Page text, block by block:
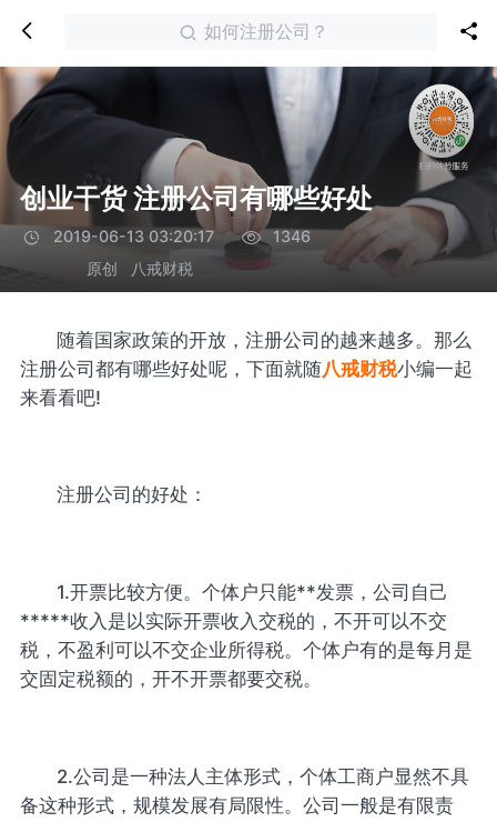
如何注册公司？
创业干货 注册公司有哪些好处
2019-06-13 03:20:17
1346
原创
八戒财税
随着国家政策的开放，注册公司的越来越多。那么
注册公司都有哪些好处呢，下面就随八戒财税小编一起
来看看吧!
注册公司的好处：
1.开票比较方便。个体户只能**发票，公司自己
*****收入是以实际开票收入交税的，不开可以不交
税，不盈利可以不交企业所得税。个体户有的是每月是
交固定税额的，开不开票都要交税。
2.公司是一种法人主体形式，个体工商户显然不具
备这种形式，规模发展有局限性。公司一般是有限责